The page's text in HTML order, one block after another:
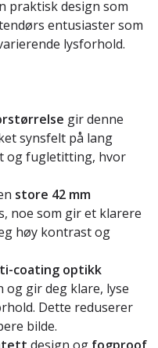
praktisk design som
entusiaster som
lysforhold.
gir denne
synsfelt på lang
og fugletitting, hvor
store 42 mm
noe som gir et klarere
høy kontrast og
coating optikk
gir deg klare, lyse
Dette reduserer
bilde.